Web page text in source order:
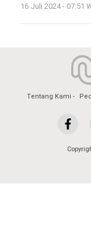
16 Juli 2024 - 07:51
Tentang Kami